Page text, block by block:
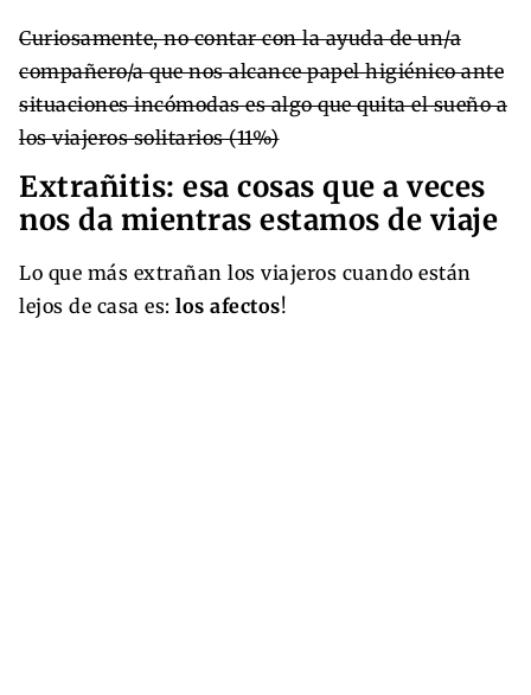
Curiosamente, no contar con la ayuda de un/a
compañero/a que nos alcance papel higiénico ante
situaciones incómodas es algo que quita el sueño a
los viajeros solitarios (11%)
Extrañitis: esa cosas que a veces
nos da mientras estamos de viaje
Lo que más extrañan los viajeros cuando están
lejos de casa es: los afectos!